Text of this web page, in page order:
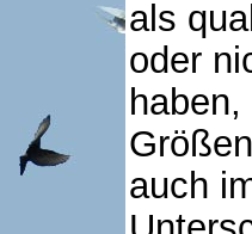
als
oder
auch